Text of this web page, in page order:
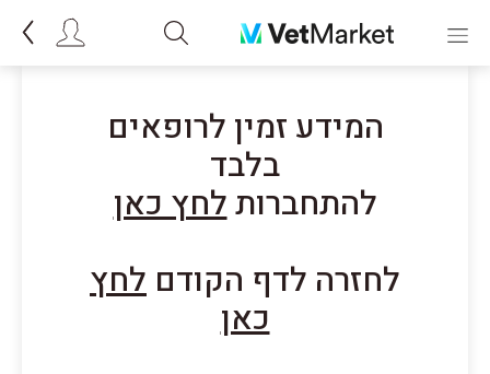
המידע זמין לרופאים
בלבד
להתחברותלחץ כאן
לחזרה לדף הקודם לחץ
כאן